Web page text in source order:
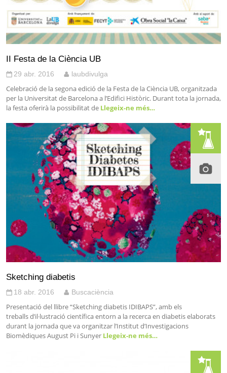
II Festa de la Ciència UB
29 abr. 2016 laubdivulga
Celebració de la segona edició de la Festa de la Ciència UB, organitzada
per la Universitat de Barcelona a l’Edifici Històric. Durant tota la jornada,
la festa oferirà la possibilitat de Llegeix-ne més…
Sketching diabetis
18 abr. 2016 Buscaciència
Presentació del llibre “Sketching diabetis IDIBAPS”, amb els
treballs d’il·lustració científica entorn a la recerca en diabetis elaborats
durant la jornada que va organitzar l’Institut d’Investigacions
Biomèdiques August Pi i Sunyer Llegeix-ne més…